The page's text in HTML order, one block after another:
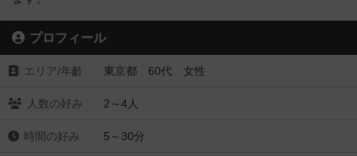
プロフィール
エリア/年齡 東京都 60代 女性
人数の好み 2～4人
時間の好み 5～30分